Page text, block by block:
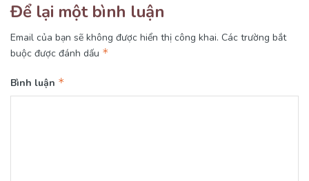
Để lại một bình luận
Email của bạn sẽ không được hiển thị công khai. Các trường bắt
buộc được đánh dấu *
Bình luận *